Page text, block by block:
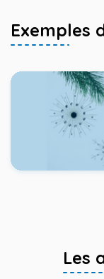
Exemples
Les